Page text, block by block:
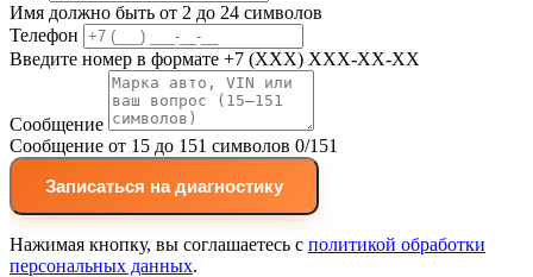
Имя должно быть от 2 до 24 символов
Телефон
Введите номер в формате +7 (XXX) XXX-XX-XX
Сообщение
Сообщение от 15 до 151 символов 0/151
Записаться на диагностику
Нажимая кнопку, вы соглашаетесь с политикой обработки
персональных данных.